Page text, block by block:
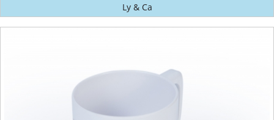
Ly & Ca